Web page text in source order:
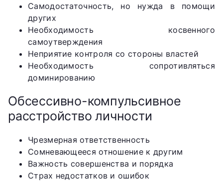
Самодостаточность, но нужда в помощи
других
Необходимость косвенного
самоутверждения
Неприятие контроля со стороны властей
Необходимость сопротивляться
доминированию
Обсессивно-компульсивное
расстройство личности
Чрезмерная ответственность
Сомневающееся отношение к другим
Важность совершенства и порядка
Страх недостатков и ошибок